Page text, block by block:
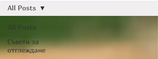
All Posts
Съвети за
отглеждане
All Posts